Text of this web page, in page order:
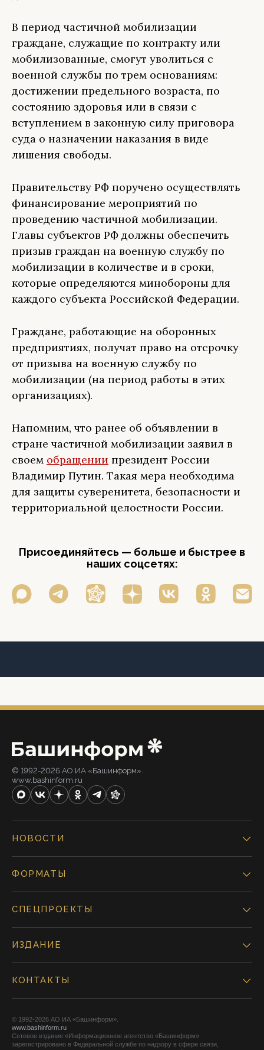
В период частичной мобилизации
граждане, служащие по контракту или
мобилизованные, смогут уволиться с
военной службы по трем основаниям:
достижении предельного возраста, по
состоянию здоровья или в связи с
вступлением в законную силу приговора
суда о назначении наказания в виде
лишения свободы.
Правительству РФ поручено осуществлять
финансирование мероприятий по
проведению частичной мобилизации.
Главы субъектов РФ должны обеспечить
призыв граждан на военную службу по
мобилизации в количестве и в сроки,
которые определяются минобороны для
каждого субъекта Российской Федерации.
Граждане, работающие на оборонных
предприятиях, получат право на отсрочку
от призыва на военную службу по
мобилизации (на период работы в этих
организациях).
Напомним, что ранее об объявлении в
стране частичной мобилизации заявил в
своем обращении президент России
Владимир Путин. Такая мера необходима
для защиты суверенитета, безопасности и
территориальной целостности России.
Присоединяйтесь — больше и быстрее в
наших соцсетях:
© 1992-2026 АО ИА «Башинформ».
www.bashinform.ru
НОВОСТИ
ФОРМАТЫ
СПЕЦПРОЕКТЫ
ИЗДАНИЕ
КОНТАКТЫ
© 1992-2026 АО ИА «Башинформ».
www.bashinform.ru
Сетевое издание «Информационное агентство «Башинформ»
зарегистрировано в Федеральной службе по надзору в сфере связи,